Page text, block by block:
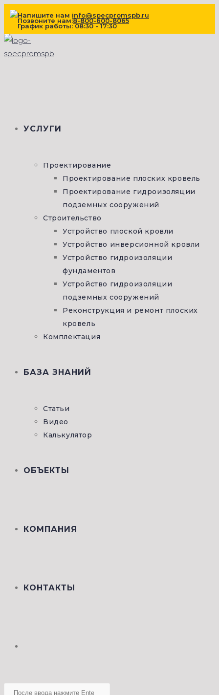
Перейти
содержимому
Напишите нам info@specpromspb.ru
Позвоните нам:8-800-600-8065
График работы: 08:30 - 17:30
УСЛУГИ
Проектирование
Проектирование плоских кровель
Проектирование гидроизоляции
подземных сооружений
Строительство
Устройство плоской кровли
Устройство инверсионной кровли
Устройство гидроизоляции
фундаментов
Устройство гидроизоляции
подземных сооружений
Реконструкция и ремонт плоских
кровель
Комплектация
БАЗА ЗНАНИЙ
Статьи
Видео
Калькулятор
ОБЪЕКТЫ
КОМПАНИЯ
КОНТАКТЫ
Поиск